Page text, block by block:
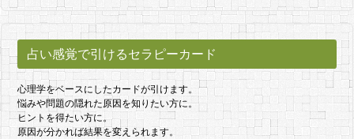
占い感覚で引けるセラピーカード
心理学をベースにしたカードが引けます。
悩みや問題の隠れた原因を知りたい方に。
ヒントを得たい方に。
原因が分かれば結果を変えられます。